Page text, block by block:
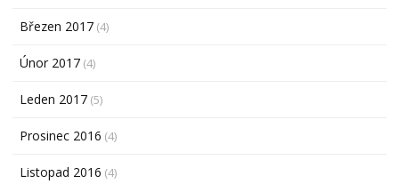
Březen 2017 (4)
Únor 2017 (4)
Leden 2017 (5)
Prosinec 2016 (4)
Listopad 2016 (4)